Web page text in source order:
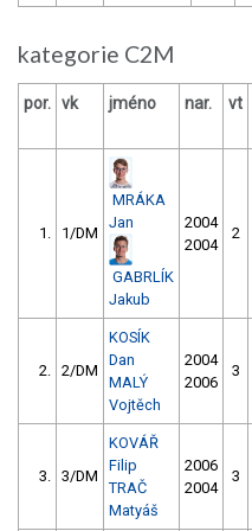
kategorie C2M
por. vk jméno nar. vt
1. 1/DM
MRÁKA
Jan
GABRLÍK
Jakub
2004
2004
2
2. 2/DM
KOSÍK
Dan
MALÝ
Vojtěch
2004
2006
3
3. 3/DM
KOVÁŘ
Filip
TRAČ
Matyáš
2006
2004
3